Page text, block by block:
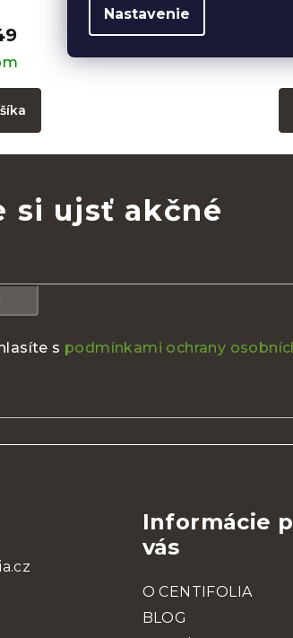
Nastavenie
si ujsť akčné
s podmínkami ochrany
Informácie
vás
O CENTIFOLIA
BLOG